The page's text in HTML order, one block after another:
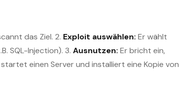
das Ziel. 2. Exploit auswählen: Er wählt
SQL-Injection). 3. Ausnutzen: Er bricht ein,
startet einen Server und installiert eine Kopie von